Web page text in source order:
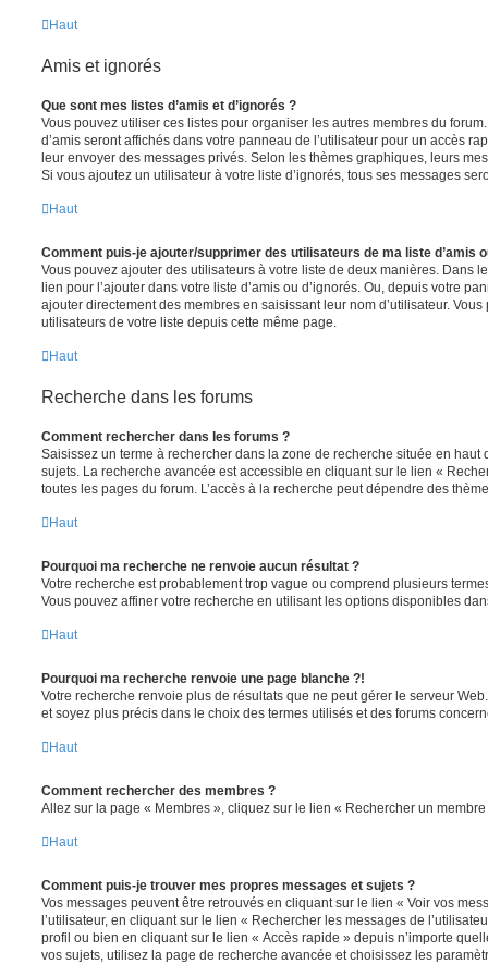
Haut
Amis et ignorés
Que sont mes listes d’amis et d’ignorés ?
Vous pouvez utiliser ces listes pour organiser les autres membres du
d’amis seront affichés dans votre panneau de l’utilisateur pour un accès
leur envoyer des messages privés. Selon les thèmes graphiques, leurs
Si vous ajoutez un utilisateur à votre liste d’ignorés, tous ses messages
Haut
Comment puis-je ajouter/supprimer des utilisateurs de ma liste d’amis
Vous pouvez ajouter des utilisateurs à votre liste de deux manières. Dans
lien pour l’ajouter dans votre liste d’amis ou d’ignorés. Ou, depuis votre
ajouter directement des membres en saisissant leur nom d’utilisateur.
utilisateurs de votre liste depuis cette même page.
Haut
Recherche dans les forums
Comment rechercher dans les forums ?
Saisissez un terme à rechercher dans la zone de recherche située en haut
sujets. La recherche avancée est accessible en cliquant sur le lien «
toutes les pages du forum. L’accès à la recherche peut dépendre des
Haut
Pourquoi ma recherche ne renvoie aucun résultat ?
Votre recherche est probablement trop vague ou comprend plusieurs
Vous pouvez affiner votre recherche en utilisant les options disponibles
Haut
Pourquoi ma recherche renvoie une page blanche ?!
Votre recherche renvoie plus de résultats que ne peut gérer le serveur
et soyez plus précis dans le choix des termes utilisés et des forums
Haut
Comment rechercher des membres ?
Allez sur la page « Membres », cliquez sur le lien « Rechercher un membre
Haut
Comment puis-je trouver mes propres messages et sujets ?
Vos messages peuvent être retrouvés en cliquant sur le lien « Voir vos
l’utilisateur, en cliquant sur le lien « Rechercher les messages de
profil ou bien en cliquant sur le lien « Accès rapide » depuis n’importe
vos sujets, utilisez la page de recherche avancée et choisissez les